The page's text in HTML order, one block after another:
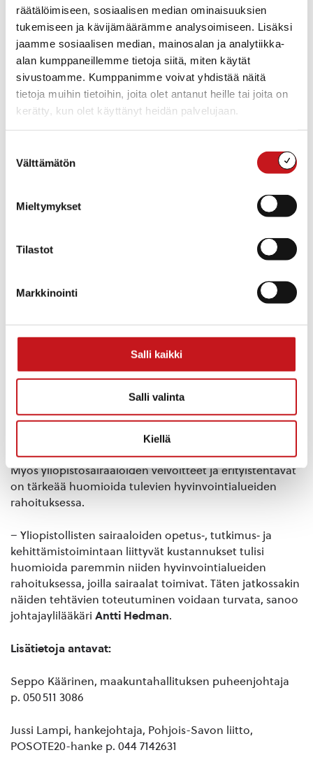
räätälöimiseen, sosiaalisen median ominaisuuksien
tukemiseen ja kävijämäärämme analysoimiseen. Lisäksi
jaamme sosiaalisen median, mainosalan ja analytiikka-
alan kumppaneillemme tietoja siitä, miten käytät
sivustoamme. Kumppanimme voivat yhdistää näitä
tietoja muihin tietoihin, joita olet antanut heille tai joita on
kerätty, kun olet käyttänyt heidän palvelujaan.
valinta
Välttämätön
Mieltymykset
Tilastot
Markkinointi
Salli kaikki
Salli valinta
Kiellä
hankejohtajaJussi Lampi.
Tulevaisuuden sote-keskuksessa pureudutaan
peruspalveluiden saatavuuteen, ennaltaehkäisyyn,
laatuun ja yhteentoimivuuteen. Rakenneuudistuksessa
kehittämistoimien keskiössä ovat mm. tiedolla
johtaminen ja digitalisaatio. Kehittämishankkeita
toteuttavat Pohjois-Savon nykyiset sote-järjestäjät.
koordinoi Pohjois-Savon liitto.
tulevaisuudessa
Pohjois-Savossa väestön vanheneminen ja korkea
sairastavuus lisäävät sosiaali- ja terveydenhuollon
tämän hetken arvio on, että uuden Pohjois-Savon
hyvinvointialueen rahoitus olisi nykyistä tilannetta
alhaisempi.
– Tavoitteena uudistuksessa ovat mm. perustason
palveluiden vahvistaminen ja saatavuuden
ennaltaehkäisyyn. Ilman riittävää rahoitusta näiden
tavoitteiden toteutuminen ei ole mahdollista, toteaa
Jari Saarinen
Myös yliopistosairaaloiden velvoitteet ja erityistehtävät
on tärkeää huomioida tulevien hyvinvointialueiden
rahoituksessa.
– Yliopistollisten sairaaloiden opetus‐, tutkimus‐ ja
kehittämistoimintaan liittyvät kustannukset tulisi
huomioida paremmin niiden hyvinvointialueiden
rahoituksessa, joilla sairaalat toimivat. Täten jatkossakin
näiden tehtävien toteutuminen voidaan turvata, sanoo
johtajaylilääkäri Antti Hedman.
Lisätietoja antavat:
Seppo Käärinen, maakuntahallituksen puheenjohtaja
p. 050 511 3086
Jussi Lampi, hankejohtaja, Pohjois-Savon liitto,
POSOTE20-hanke p. 044 7142631